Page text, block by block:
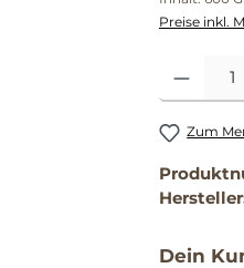
Preise inkl.
Produkt
Zum
Dein